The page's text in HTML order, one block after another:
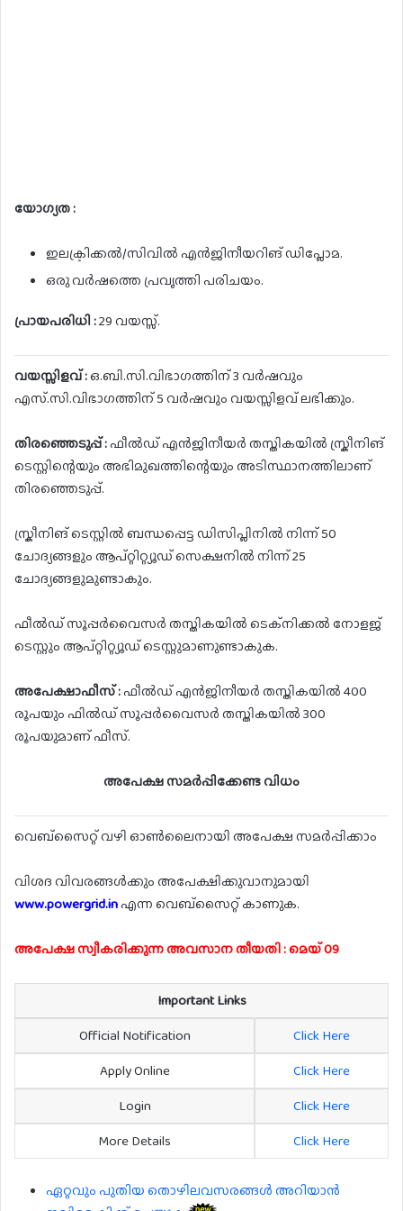
യോഗ്യത :
ഇലക്ട്രിക്കൽ/സിവിൽ എൻജിനീയറിങ് ഡിപ്ലോമ.
ഒരു വർഷത്തെ പ്രവൃത്തി പരിചയം.
പ്രായപരിധി :29 വയസ്സ്.
വയസ്സിളവ് :ഒ.ബി.സി.വിഭാഗത്തിന് 3 വർഷവും
എസ്.സി.വിഭാഗത്തിന് 5 വർഷവും വയസ്സിളവ് ലഭിക്കും.
തിരഞ്ഞെടുപ്പ് :ഫീൽഡ് എൻജിനീയർ തസ്തികയിൽ സ്ക്രീനിങ്
ടെസ്റ്റിന്റെയും അഭിമുഖത്തിന്റെയും അടിസ്ഥാനത്തിലാണ്
തിരഞ്ഞെടുപ്പ്.
സ്ക്രീനിങ് ടെസ്റ്റിൽ ബന്ധപ്പെട്ട ഡിസിപ്ലിനിൽ നിന്ന് 50
ചോദ്യങ്ങളും ആപ്റ്റിറ്റ്യൂഡ് സെക്ഷനിൽ നിന്ന് 25
ചോദ്യങ്ങളുമുണ്ടാകും.
ഫീൽഡ് സൂപ്പർവൈസർ തസ്തികയിൽ ടെക്‌നിക്കൽ നോളജ്
ടെസ്റ്റും ആപ്റ്റിറ്റ്യൂഡ് ടെസ്റ്റുമാണുണ്ടാകുക.
അപേക്ഷാഫീസ് :ഫീൽഡ് എൻജിനീയർ തസ്തികയിൽ 400
രൂപയും ഫിൽഡ് സൂപ്പർവൈസർ തസ്തികയിൽ 300
രൂപയുമാണ് ഫീസ്.
അപേക്ഷ സമർപ്പിക്കേണ്ട വിധം
വെബ്സൈറ്റ് വഴി ഓൺലൈനായി അപേക്ഷ സമർപ്പിക്കാം
വിശദ വിവരങ്ങൾക്കും അപേക്ഷിക്കുവാനുമായി
www.powergrid.inഎന്ന വെബ്സൈറ്റ് കാണുക.
അപേക്ഷ സ്വീകരിക്കുന്ന അവസാന തീയതി : മെയ് 09
Important Links
Official Notification
Click Here
Apply Online
Click Here
Login
Click Here
More Details
Click Here
ഏറ്റവും പുതിയ തൊഴിലവസരങ്ങൾ അറിയാൻ